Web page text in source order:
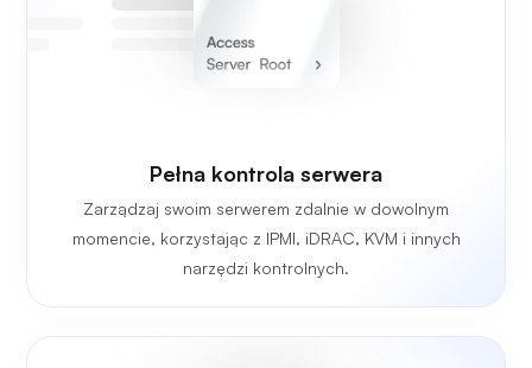
Pełna kontrola serwera
Zarządzaj swoim serwerem zdalnie w dowolnym
momencie, korzystając z IPMI, iDRAC, KVM i innych
narzędzi kontrolnych.